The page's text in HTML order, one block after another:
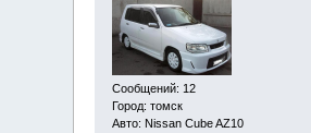
Сообщений: 12
Город: томск
Авто: Nissan Cube AZ10